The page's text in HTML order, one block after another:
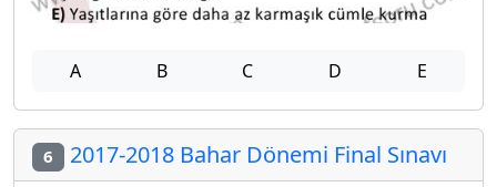
A B C D E
6 2017-2018 Bahar Dönemi Final Sınavı